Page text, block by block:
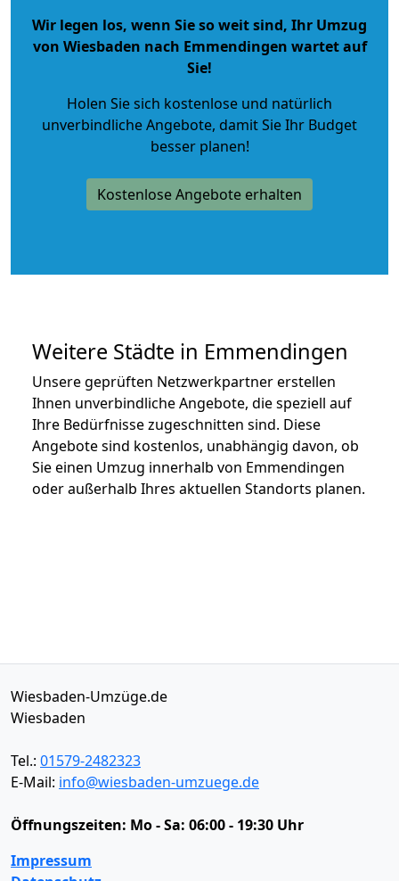
Wir legen los, wenn Sie so weit sind, Ihr Umzug
von Wiesbaden nach Emmendingen wartet auf
Sie!
Holen Sie sich kostenlose und natürlich
unverbindliche Angebote, damit Sie Ihr Budget
besser planen!
Kostenlose Angebote erhalten
Weitere Städte in Emmendingen
Unsere geprüften Netzwerkpartner erstellen
Ihnen unverbindliche Angebote, die speziell auf
Ihre Bedürfnisse zugeschnitten sind. Diese
Angebote sind kostenlos, unabhängig davon, ob
Sie einen Umzug innerhalb von Emmendingen
oder außerhalb Ihres aktuellen Standorts planen.
Wiesbaden-Umzüge.de
Wiesbaden
Tel.: 01579-2482323
E-Mail: info@wiesbaden-umzuege.de
Öffnungszeiten: Mo - Sa: 06:00 - 19:30 Uhr
Impressum